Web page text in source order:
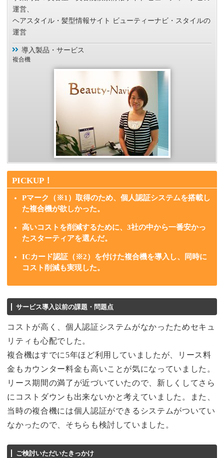
運営、
ヘアスタイル・髪型情報サイト ビューティーナビ・スタイルの
運営
導入製品・サービス
複合機
PICKUP！
Pマーク（※1）取得のため、個人認証システムを搭載し
た複合機が欲しかった。
高いコストを削減するために、3社の中から一番安かっ
たスターティアを選んだ。
ICカード認証（※2）を付けた複合機を導入し、同時に
コスト削減も実現した。
サービス導入以前の課題・問題点
コストが高く、個人認証システムがなかったためセキュ
リティも心配でした。
複合機はすでに5年ほど利用していましたが、リース料
金もカウンター料金も高いことが気になっていました。
リース期間の満了が近づいていたので、新しくしてさら
にコストダウンも出来ないかと考えていました。また、
当時の複合機には個人認証ができるシステムがついてい
なかったので、そちらも検討していました。
ご検討いただいたきっかけ